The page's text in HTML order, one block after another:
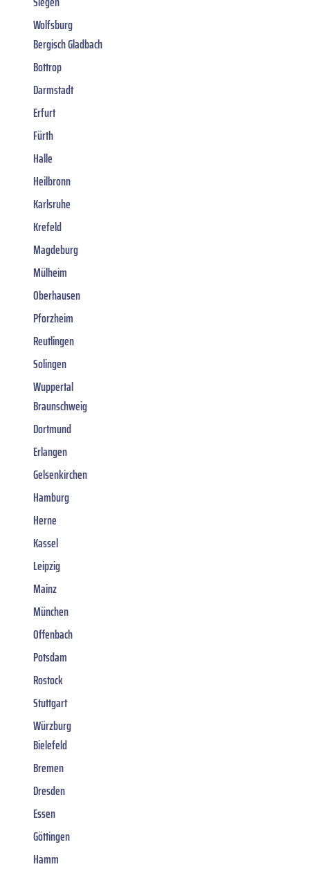
Wolfsburg
Bergisch Gladbach
Bottrop
Darmstadt
Erfurt
Fürth
Halle
Heilbronn
Karlsruhe
Krefeld
Magdeburg
Mülheim
Oberhausen
Pforzheim
Reutlingen
Solingen
Wuppertal
Braunschweig
Dortmund
Erlangen
Gelsenkirchen
Hamburg
Herne
Kassel
Leipzig
Mainz
München
Offenbach
Potsdam
Rostock
Stuttgart
Würzburg
Bielefeld
Bremen
Dresden
Essen
Göttingen
Hamm